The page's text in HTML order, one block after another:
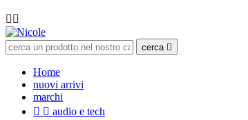

cerca 
Home
nuovi arrivi
marchi
  audio e tech